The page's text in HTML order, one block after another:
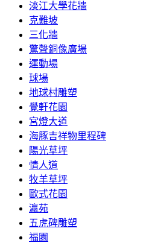
淡江大學花牆
克難坡
三化牆
驚聲銅像廣場
運動場
球場
地球村雕塑
覺軒花園
宮燈大道
海豚吉祥物里程碑
陽光草坪
情人道
牧羊草坪
歐式花園
瀛苑
五虎碑雕塑
福園